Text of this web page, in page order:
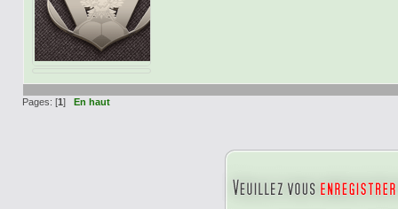
Pages: [1 ] En haut